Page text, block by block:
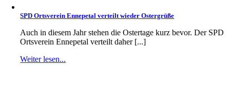
SPD Ortsverein Ennepetal verteilt wieder Ostergrüße
Auch in diesem Jahr stehen die Ostertage kurz bevor. Der SPD
Ortsverein Ennepetal verteilt daher [...]
Weiter lesen...